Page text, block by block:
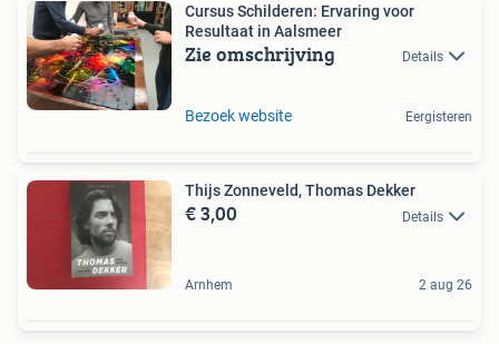
Cursus Schilderen: Ervaring voor
Resultaat in Aalsmeer
Zie omschrijving Details
Bezoek website Eergisteren
Thijs Zonneveld, Thomas Dekker
€ 3,00 Details
Arnhem 2 aug 26